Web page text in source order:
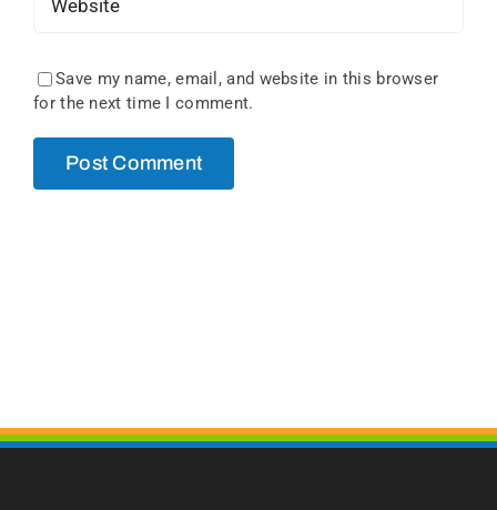
Save my name, email, and website in this browser
for the next time I comment.